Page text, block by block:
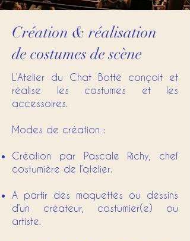
Création & réalisation
de costumes de scène
L’Atelier du Chat Botté conçoit et
réalise les costumes et les
accessoires.
Modes de création :
Création par Pascale Richy, chef
costumière de l’atelier.
A partir des maquettes ou dessins
d’un créateur, costumier(e) ou
artiste.